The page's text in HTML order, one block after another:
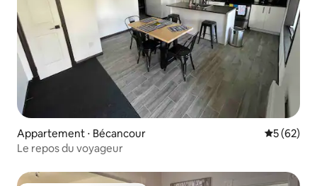
Appartement ⋅ Bécancour
5 (62)
Le repos du voyageur